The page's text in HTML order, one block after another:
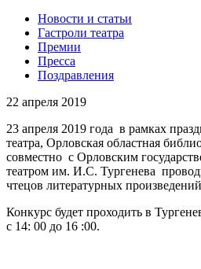
Новости и статьи
Гастроли театра
Премии
Пресса
Поздравления
22 апреля 2019
23 апреля 2019 года в рамках
театра, Орловская областная
совместно с Орловским
театром им. И.С. Тургенева
чтецов литературных
Конкурс будет проходить в
с 14: 00 до 16 :00.